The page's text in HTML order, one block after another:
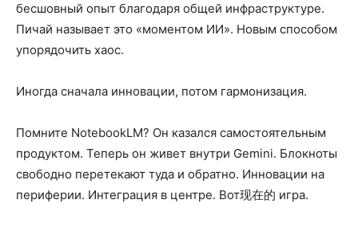
бесшовный опыт благодаря общей инфраструктуре.
Пичай называет это «моментом ИИ». Новым способом
упорядочить хаос.
Иногда сначала инновации, потом гармонизация.
Помните NotebookLM? Он казался самостоятельным
продуктом. Теперь он живет внутри Gemini. Блокноты
свободно перетекают туда и обратно. Инновации на
периферии. Интеграция в центре. Вот现在的 игра.